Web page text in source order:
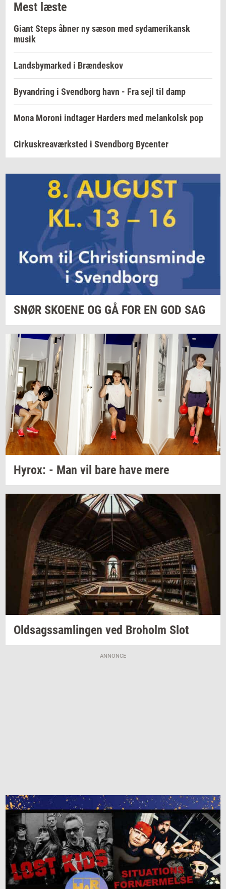
Mest læste
Giant Steps åbner ny sæson med sydamerikansk
musik
Landsbymarked i Brændeskov
Byvandring i Svendborg havn - Fra sejl til damp
Mona Moroni indtager Harders med melankolsk pop
Cirkuskreaværksted i Svendborg Bycenter
SNØR SKO­E­NE OG GÅ FOR EN GOD SAG
Hyrox: - Man vil bare have mere
Oldsags­sam­lin­gen ved Bro­holm Slot
ANNONCE